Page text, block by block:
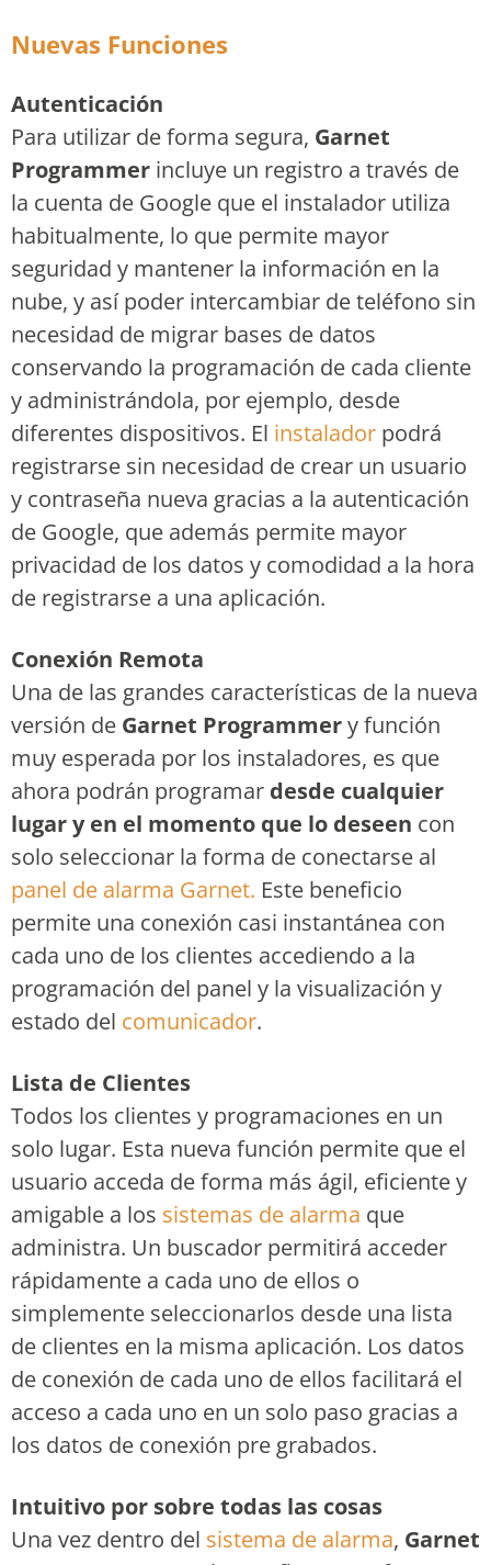
Nuevas Funciones
Autenticación
Para utilizar de forma segura, Garnet
Programmer incluye un registro a través de
la cuenta de Google que el instalador utiliza
habitualmente, lo que permite mayor
seguridad y mantener la información en la
nube, y así poder intercambiar de teléfono sin
necesidad de migrar bases de datos
conservando la programación de cada cliente
y administrándola, por ejemplo, desde
diferentes dispositivos. El instalador podrá
registrarse sin necesidad de crear un usuario
y contraseña nueva gracias a la autenticación
de Google, que además permite mayor
privacidad de los datos y comodidad a la hora
de registrarse a una aplicación.
Conexión Remota
Una de las grandes características de la nueva
versión de Garnet Programmery función
muy esperada por los instaladores, es que
ahora podrán programar desde cualquier
lugar y en el momento que lo deseen con
solo seleccionar la forma de conectarse al
panel de alarma Garnet. Este beneficio
permite una conexión casi instantánea con
cada uno de los clientes accediendo a la
programación del panel y la visualización y
estado del comunicador.
Lista de Clientes
Todos los clientes y programaciones en un
solo lugar. Esta nueva función permite que el
usuario acceda de forma más ágil, eficiente y
amigable a los sistemas de alarma que
administra. Un buscador permitirá acceder
rápidamente a cada uno de ellos o
simplemente seleccionarlos desde una lista
de clientes en la misma aplicación. Los datos
de conexión de cada uno de ellos facilitará el
acceso a cada uno en un solo paso gracias a
los datos de conexión pre grabados.
Intuitivo por sobre todas las cosas
Una vez dentro del sistema de alarma, Garnet